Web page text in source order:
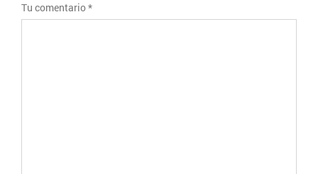
de
5
estrellas
estrellas
estrellas
Tu comentario*